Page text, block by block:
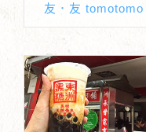
友．友 tomotomo